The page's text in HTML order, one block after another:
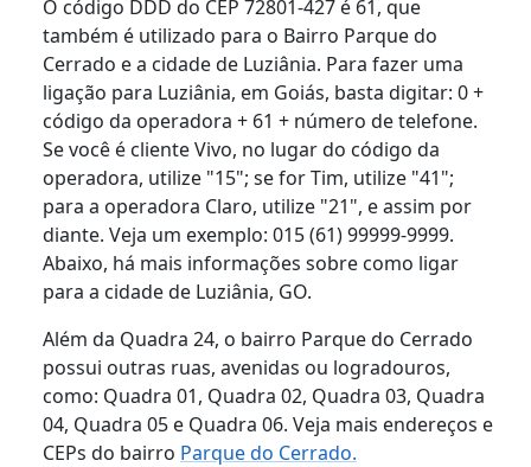
O código DDD do CEP 72801-427 é 61, que
também é utilizado para o Bairro Parque do
Cerrado e a cidade de Luziânia. Para fazer uma
ligação para Luziânia, em Goiás, basta digitar: 0 +
código da operadora + 61 + número de telefone.
Se você é cliente Vivo, no lugar do código da
operadora, utilize "15"; se for Tim, utilize "41";
para a operadora Claro, utilize "21", e assim por
diante. Veja um exemplo: 015 (61) 99999-9999.
Abaixo, há mais informações sobre como ligar
para a cidade de Luziânia, GO.
Além da Quadra 24, o bairro Parque do Cerrado
possui outras ruas, avenidas ou logradouros,
como: Quadra 01, Quadra 02, Quadra 03, Quadra
04, Quadra 05 e Quadra 06. Veja mais endereços e
CEPs do bairro Parque do Cerrado.